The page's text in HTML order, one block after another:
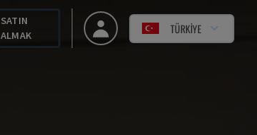
SATIN
ALMAK
TÜRKIYE